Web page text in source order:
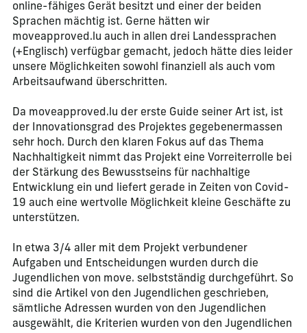
online-fähiges Gerät besitzt und einer der beiden
Sprachen mächtig ist. Gerne hätten wir
moveapproved.lu auch in allen drei Landessprachen
(+Englisch) verfügbar gemacht, jedoch hätte dies leider
unsere Möglichkeiten sowohl finanziell als auch vom
Arbeitsaufwand überschritten.
Da moveapproved.lu der erste Guide seiner Art ist, ist
der Innovationsgrad des Projektes gegebenermassen
sehr hoch. Durch den klaren Fokus auf das Thema
Nachhaltigkeit nimmt das Projekt eine Vorreiterrolle bei
der Stärkung des Bewusstseins für nachhaltige
Entwicklung ein und liefert gerade in Zeiten von Covid-
19 auch eine wertvolle Möglichkeit kleine Geschäfte zu
unterstützen.
In etwa 3/4 aller mit dem Projekt verbundener
Aufgaben und Entscheidungen wurden durch die
Jugendlichen von move. selbstständig durchgeführt. So
sind die Artikel von den Jugendlichen geschrieben,
sämtliche Adressen wurden von den Jugendlichen
ausgewählt, die Kriterien wurden von den Jugendlichen